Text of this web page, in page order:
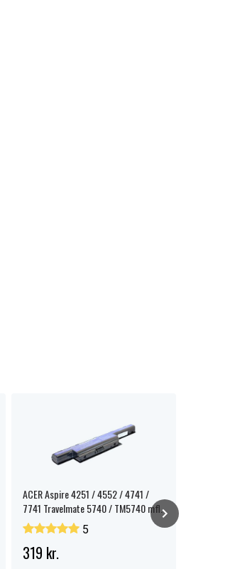
ACER Aspire 4251 / 4552 / 4741 /
7741 Travelmate 5740 / TM5740 mfl.
5
319 kr.